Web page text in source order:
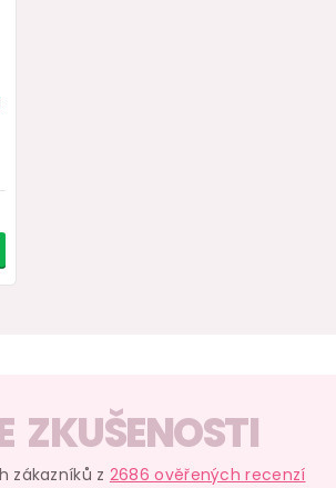
ZKUŠENOSTI
zákazníků z 2686 ověřených recenzí